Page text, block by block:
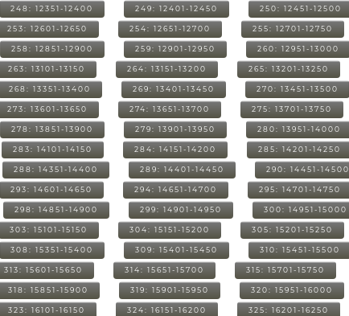
248: 12351-12400 249: 12401-12450 250: 12451-12500
253: 12601-12650 254: 12651-12700 255: 12701-12750
258: 12851-12900 259: 12901-12950 260: 12951-13000
263: 13101-13150 264: 13151-13200 265: 13201-13250
268: 13351-13400 269: 13401-13450 270: 13451-13500
273: 13601-13650 274: 13651-13700 275: 13701-13750
278: 13851-13900 279: 13901-13950 280: 13951-14000
283: 14101-14150 284: 14151-14200 285: 14201-14250
288: 14351-14400 289: 14401-14450 290: 14451-14500
293: 14601-14650 294: 14651-14700 295: 14701-14750
298: 14851-14900 299: 14901-14950 300: 14951-15000
303: 15101-15150 304: 15151-15200 305: 15201-15250
308: 15351-15400 309: 15401-15450 310: 15451-15500
313: 15601-15650 314: 15651-15700 315: 15701-15750
318: 15851-15900 319: 15901-15950 320: 15951-16000
323: 16101-16150 324: 16151-16200 325: 16201-16250